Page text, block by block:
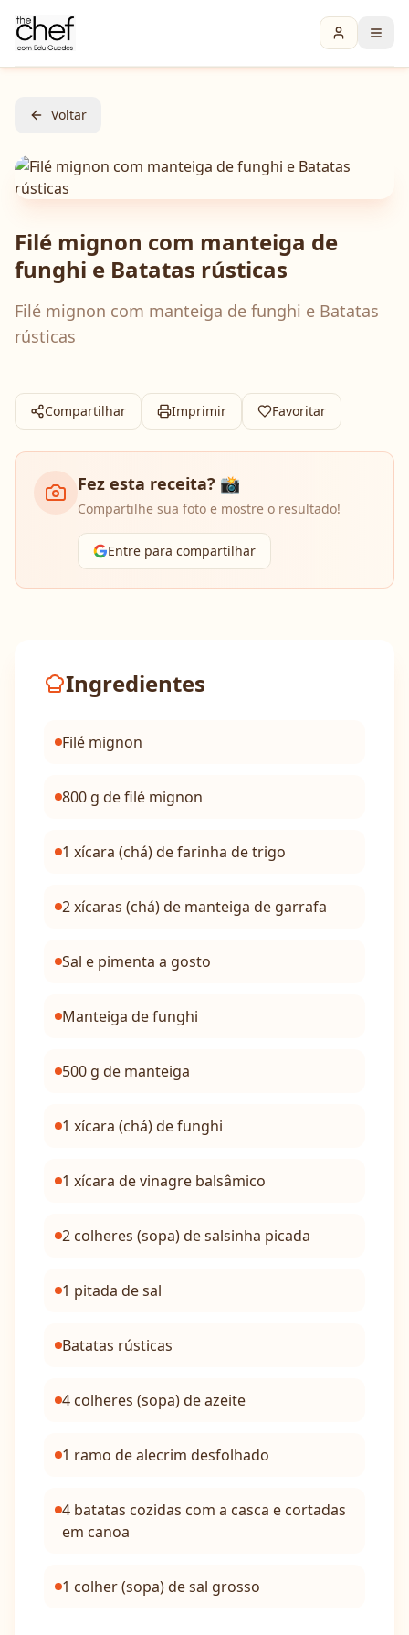
Voltar
Filé mignon com manteiga de
funghi e Batatas rústicas
Filé mignon com manteiga de funghi e Batatas
rústicas
Compartilhar Imprimir Favoritar
Fez esta receita? 📸
Compartilhe sua foto e mostre o resultado!
Entre para compartilhar
Ingredientes
Filé mignon
800 g de filé mignon
1 xícara (chá) de farinha de trigo
2 xícaras (chá) de manteiga de garrafa
Sal e pimenta a gosto
Manteiga de funghi
500 g de manteiga
1 xícara (chá) de funghi
1 xícara de vinagre balsâmico
2 colheres (sopa) de salsinha picada
1 pitada de sal
Batatas rústicas
4 colheres (sopa) de azeite
1 ramo de alecrim desfolhado
4 batatas cozidas com a casca e cortadas
em canoa
1 colher (sopa) de sal grosso